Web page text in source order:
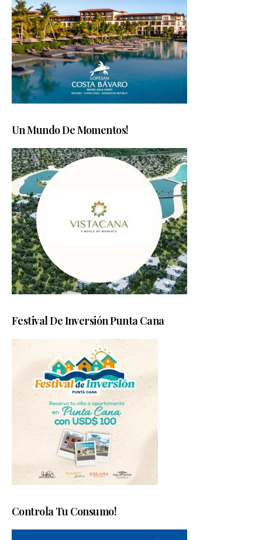
Un Mundo De Momentos!
Festival De Inversión Punta Cana
Controla Tu Consumo!